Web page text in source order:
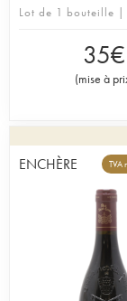
Lot de 1 bouteille |
35€
(mise à
ENCHÈRE TVA